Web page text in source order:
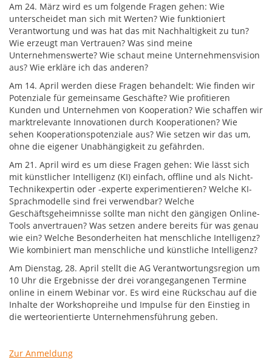
Am 24. März wird es um folgende Fragen gehen: Wie
unterscheidet man sich mit Werten? Wie funktioniert
Verantwortung und was hat das mit Nachhaltigkeit zu tun?
Wie erzeugt man Vertrauen? Was sind meine
Unternehmenswerte? Wie schaut meine Unternehmensvision
aus? Wie erkläre ich das anderen?
Am 14. April werden diese Fragen behandelt: Wie finden wir
Potenziale für gemeinsame Geschäfte? Wie profitieren
Kunden und Unternehmen von Kooperation? Wie schaffen wir
marktrelevante Innovationen durch Kooperationen? Wie
sehen Kooperationspotenziale aus? Wie setzen wir das um,
ohne die eigener Unabhängigkeit zu gefährden.
Am 21. April wird es um diese Fragen gehen: Wie lässt sich
mit künstlicher Intelligenz (KI) einfach, offline und als Nicht-
Technikexpertin oder -experte experimentieren? Welche KI-
Sprachmodelle sind frei verwendbar? Welche
Geschäftsgeheimnisse sollte man nicht den gängigen Online-
Tools anvertrauen? Was setzen andere bereits für was genau
wie ein? Welche Besonderheiten hat menschliche Intelligenz?
Wie kombiniert man menschliche und künstliche Intelligenz?
Am Dienstag, 28. April stellt die AG Verantwortungsregion um
10 Uhr die Ergebnisse der drei vorangegangenen Termine
online in einem Webinar vor. Es wird eine Rückschau auf die
Inhalte der Workshopreihe und Impulse für den Einstieg in
die werteorientierte Unternehmensführung geben.
Zur Anmeldung